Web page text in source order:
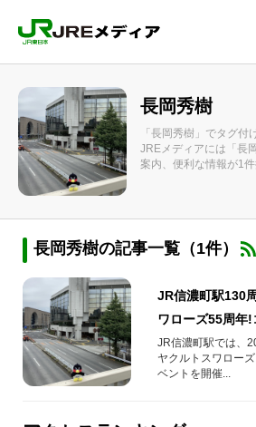
長岡秀樹
「長岡秀樹」でタグ付
JREメディアには「長
案内、便利な情報が1件
長岡秀樹の記事一覧（1件）
JR信濃町駅130
ワローズ55周年
JR信濃町駅では、
ヤクルトスワロー
ベントを開催...